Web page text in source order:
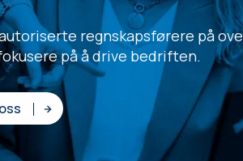
regnskapsførere på
på å drive bedriften.